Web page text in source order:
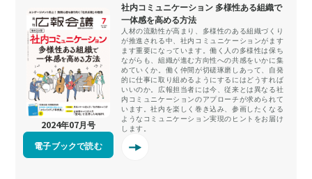
2024年07月号
電子ブックで読む
社内コミュニケーション 多様性ある組織で
一体感を高める方法
人材の流動性が高まり、多様性のある組織づくり
が推進される中、社内コミュニケーションがます
ます重要になっています。働く人の多様性は保ち
ながらも、組織が進む方向性への共感をいかに集
めていくか。働く仲間が切磋琢磨しあって、自発
的に仕事に取り組めるようにするにはどうすれば
いいのか。広報担当者には今、従来とは異なる社
内コミュニケーションのアプローチが求められて
います。社内を楽しく巻き込み、参画したくなる
ようなコミュニケーション実現のヒントをお届け
します。